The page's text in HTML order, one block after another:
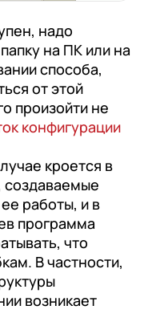
надо
на ПК или на
способа,
от этой
произойти не
конфигурации
кроется в
работы, и в
программа
что
В частности,
возникает